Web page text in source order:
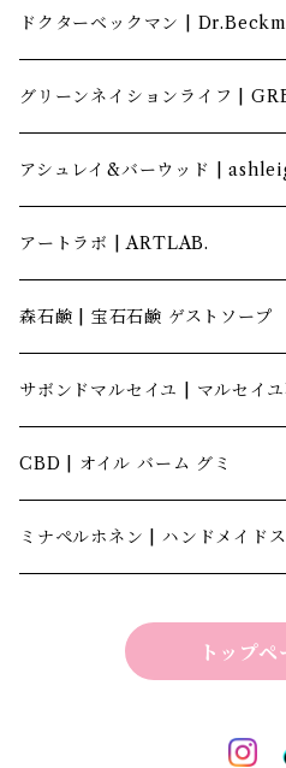
ドクターベックマン |
グリーンネイションライフ |
アシュレイ&バーウッド |
アートラボ | ARTLAB.
森石鹸 | 宝石石鹸 ゲストソープ
サボンドマルセイユ | マルセイ
CBD | オイル バーム グミ
キャナテック | CannaTech
ミナペルホネン | ハンドメイド
折り畳みスツール
トップペ